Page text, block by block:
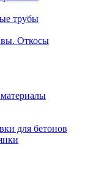
трубы
Откосы
для бетонов